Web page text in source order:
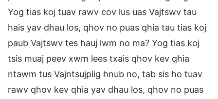
Yog tias koj tuav rawv cov lus uas Vajtswv tau
hais yav dhau los, qhov no puas qhia tau tias koj
paub Vajtswv tes hauj lwm no ma? Yog tias koj
tsis muaj peev xwm lees txais qhov kev qhia
ntawm tus Vajntsujplig hnub no, tab sis ho tuav
rawv qhov kev qhia yav dhau los, qhov no puas